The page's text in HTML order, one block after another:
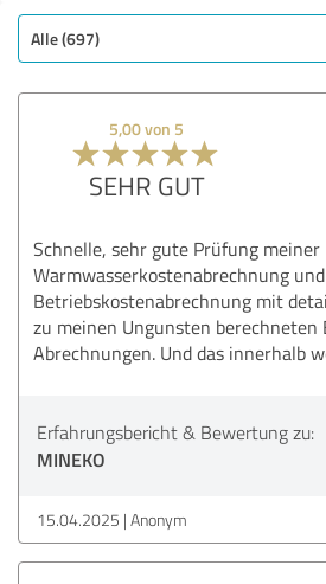
Alle (697)
5,00 von 5
SEHR GUT
Schnelle, sehr gute Prüfung meiner
Warmwasserkostenabrechnung und
Betriebskostenabrechnung mit
zu meinen Ungunsten
Abrechnungen. Und das innerhalb
Erfahrungsbericht & Bewertung zu:
MINEKO
15.04.2025 Anonym